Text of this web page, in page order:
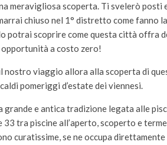
meravigliosa scoperta. Ti svelerò posti
chiuso nel 1° distretto come fanno
potrai scoprire come questa città offra
a costo zero!
nostro viaggio allora alla scoperta di
pomeriggi d’estate dei viennesi.
grande e antica tradizione legata alle
tra piscine all’aperto, scoperto e
curatissime, se ne occupa